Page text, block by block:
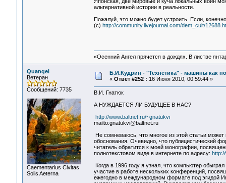
альтернативной истории в реальности.
Пожалуй, это можно будет устроить. Если,
(c) http://community.livejournal.com/dem_cult/
«Осенний Ангел прячется в дождях. В листве
Quangel
Ветеран
Сообщений: 7735
Сaementarius Civitas
Solis Aeterna
Б.И.Кудрин - "Технетика" - машины как
« Ответ #252 : 16 Июня 2010, 00:59:44 »
В.И. Гнатюк
А НУЖДАЕТСЯ ЛИ БУДУЩЕЕ В НАС?
http://www.baltnet.ru/~gnatukvi
mailto:gnatukvi@baltnet.ru
Не сомневаюсь, что многое из этой статьи
обоснования. Очевидно, что публицистический
читатель обратится к моей монографии,
полнотекстовом виде в интернете по адресу:
Когда в 1996 году я узнал, что компьютер
участие в работе нескольких конференций,
ежегодно в международном формате под эгидой